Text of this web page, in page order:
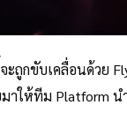
ถูกขับเคลื่อนด้วย
มาให้ทีม Platform